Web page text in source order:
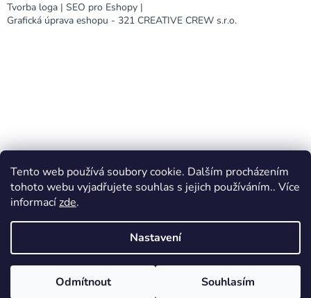
Tento web používá soubory cookie. Dalším procházením
tohoto webu vyjadřujete souhlas s jejich používáním.. Více
informacízde.
Nastavení
Odmítnout Souhlasím
Tvorba loga | SEO pro Eshopy |
Grafická úprava eshopu - 321 CREATIVE CREW s.r.o.
DARA design
Vytvořil Shoptet
Copyright 2026DARA eshop . Všechna práva vyhrazena.